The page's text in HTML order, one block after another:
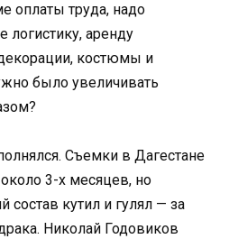
оплаты труда, надо
логистику, аренду
костюмы и
было увеличивать
Съемки в Дагестане
3-х месяцев, но
состав кутил и гулял — за
Николай Годовиков